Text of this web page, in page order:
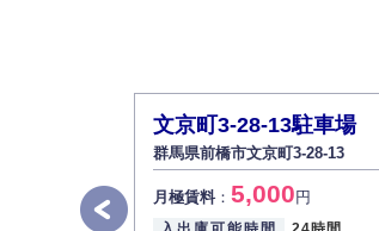
お客様ご本人から自
また、個人情報の内
6.個人情報管理の社
弊社社員全員が、個
株式会社ミコト
文京町3-28-13駐車場
群馬県前橋市文京町3-28-13
月極賃料： 5,000円